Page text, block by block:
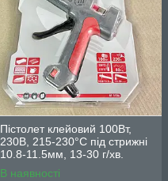
Пістолет клейовий 100Вт,
230В, 215-230°C під стрижні
10.8-11.5мм, 13-30 г/хв.
INTERTOOL RT-1106
В наявності